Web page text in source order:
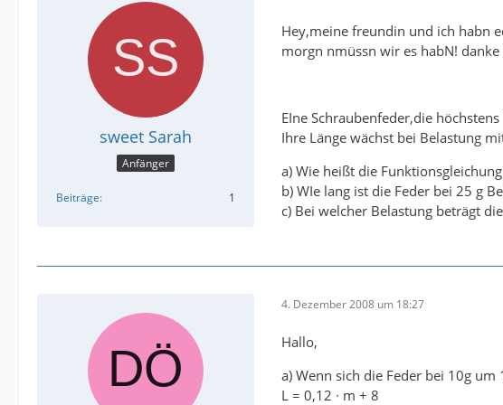
sweet Sarah
Anfänger
Beiträge 1
Hey,meine freundin und ich habn
morgn nmüssn wir es habN!
EIne Schraubenfeder,die
Ihre Länge wächst bei Belastung
a) Wie heißt die
b) WIe lang ist die Feder bei 25 g
c) Bei welcher Belastung beträgt
4. Dezember 2008 um 18:27
Hallo,
a) Wenn sich die Feder bei 10g
L = 0,12 ∙ m + 8